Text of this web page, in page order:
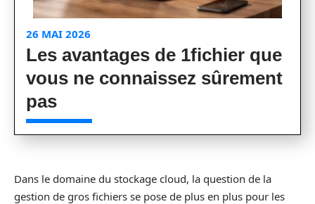
26 MAI 2026
Les avantages de 1fichier que
vous ne connaissez sûrement
pas
Dans le domaine du stockage cloud, la question de la
gestion de gros fichiers se pose de plus en plus pour les